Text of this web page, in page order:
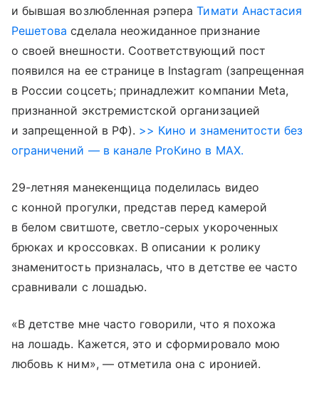
и бывшая возлюбленная рэпераТимати Анастасия
Решетова сделала неожиданное признание
о своей внешности. Соответствующий пост
появился на ее странице в Instagram (запрещенная
в России соцсеть; принадлежит компании Meta,
признанной экстремистской организацией
и запрещенной в РФ). >> Кино и знаменитости без
ограничений — в канале ProКино в MAX.
29-летняя манекенщица поделилась видео
с конной прогулки, представ перед камерой
в белом свитшоте, светло-серых укороченных
брюках и кроссовках. В описании к ролику
знаменитость призналась, что в детстве ее часто
сравнивали с лошадью.
«В детстве мне часто говорили, что я похожа
на лошадь. Кажется, это и сформировало мою
любовь к ним», — отметила она с иронией.